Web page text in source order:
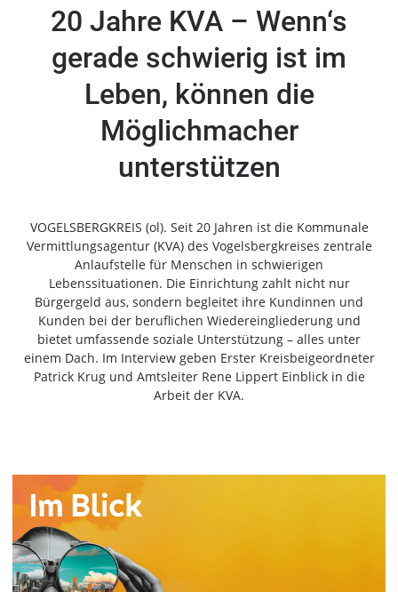
Homberg
Ohm
Schotten
Schlitz
Antrifttal
Feldatal
Freiensteinau
Gemünden
Grebenhain
Herbstein
Kirtorf
Lautertal
Mücke
Schwalmtal
Ulrichstein
Gießen
Impressum
Datenschutzerklärung
20 Jahre KVA – Wenn‘s
gerade schwierig ist im
Leben, können die
Möglichmacher
unterstützen
VOGELSBERGKREIS (ol). Seit 20 Jahren ist die Kommunale
Vermittlungsagentur (KVA) des Vogelsbergkreises zentrale
Anlaufstelle für Menschen in schwierigen
Lebenssituationen. Die Einrichtung zahlt nicht nur
Bürgergeld aus, sondern begleitet ihre Kundinnen und
Kunden bei der beruflichen Wiedereingliederung und
bietet umfassende soziale Unterstützung – alles unter
einem Dach. Im Interview geben Erster Kreisbeigeordneter
Patrick Krug und Amtsleiter Rene Lippert Einblick in die
Arbeit der KVA.